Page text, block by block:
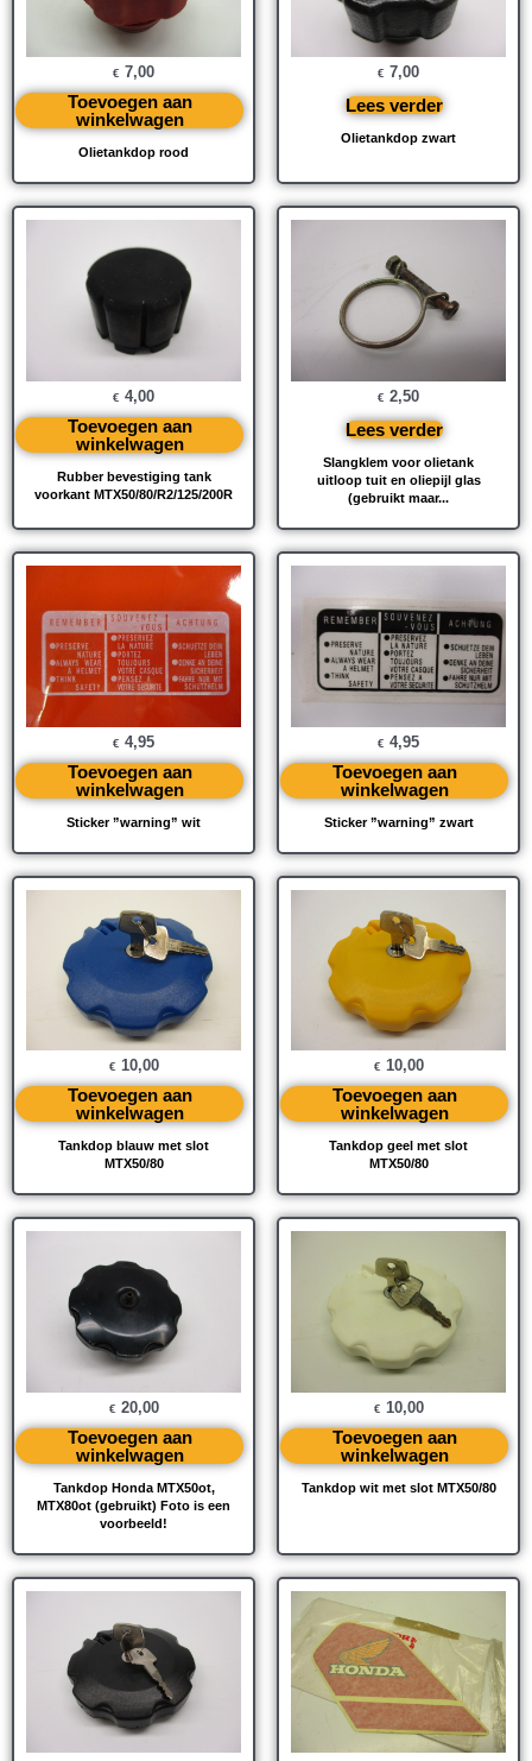
Olietankdop rood
€ 7,00
Toevoegen aan
winkelwagen
Olietankdop zwart
€ 7,00
Lees verder
Rubber bevestiging tank
voorkant MTX50/80/R2/125/200R
€ 4,00
Toevoegen aan
winkelwagen
Slangklem voor olietank
uitloop tuit en oliepijl glas
(gebruikt maar...
€ 2,50
Lees verder
Sticker ”warning” wit
€ 4,95
Toevoegen aan
winkelwagen
Sticker ”warning” zwart
€ 4,95
Toevoegen aan
winkelwagen
Tankdop blauw met slot
MTX50/80
€ 10,00
Toevoegen aan
winkelwagen
Tankdop geel met slot
MTX50/80
€ 10,00
Toevoegen aan
winkelwagen
Tankdop Honda MTX50ot,
MTX80ot (gebruikt) Foto is een
voorbeeld!
€ 20,00
Toevoegen aan
winkelwagen
Tankdop wit met slot MTX50/80
€ 10,00
Toevoegen aan
winkelwagen